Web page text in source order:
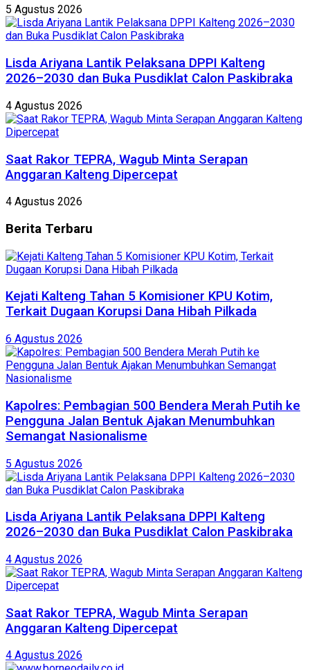
5 Agustus 2026
Lisda Ariyana Lantik Pelaksana DPPI Kalteng
2026–2030 dan Buka Pusdiklat Calon Paskibraka
4 Agustus 2026
Saat Rakor TEPRA, Wagub Minta Serapan
Anggaran Kalteng Dipercepat
4 Agustus 2026
Berita Terbaru
Kejati Kalteng Tahan 5 Komisioner KPU Kotim,
Terkait Dugaan Korupsi Dana Hibah Pilkada
6 Agustus 2026
Kapolres: Pembagian 500 Bendera Merah Putih ke
Pengguna Jalan Bentuk Ajakan Menumbuhkan
Semangat Nasionalisme
5 Agustus 2026
Lisda Ariyana Lantik Pelaksana DPPI Kalteng
2026–2030 dan Buka Pusdiklat Calon Paskibraka
4 Agustus 2026
Saat Rakor TEPRA, Wagub Minta Serapan
Anggaran Kalteng Dipercepat
4 Agustus 2026